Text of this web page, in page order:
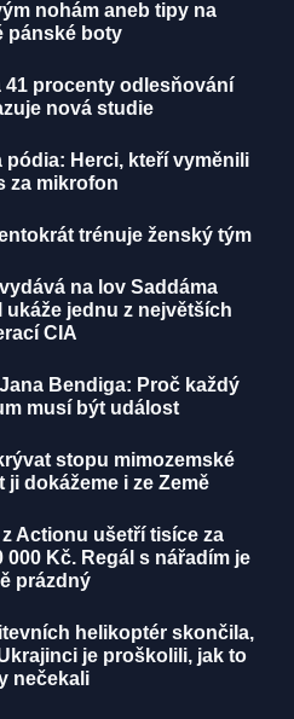
nohám aneb tipy na
pánské boty
41 procenty odlesňování
nová studie
pódia: Herci, kteří vyměnili
za mikrofon
trénuje ženský tým
na lov Saddáma
ukáže jednu z největších
CIA
Bendiga: Proč každý
musí být událost
stopu mimozemské
dokážeme i ze Země
Actionu ušetří tisíce za
Kč. Regál s nářadím je
prázdný
helikoptér skončila,
je proškolili, jak to
nečekali